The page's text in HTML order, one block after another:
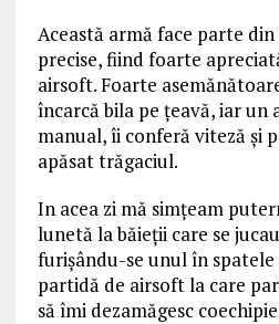
Această armă face parte
precise, fiind foarte
airsoft. Foarte
încarcă bila pe ţeavă, iar un
manual, îi conferă viteză şi
apăsat trăgaciul.
In acea zi mă simţeam
lunetă la băieţii care se
furișându-se unul în
partidă de airsoft la care
să îmi dezamăgesc